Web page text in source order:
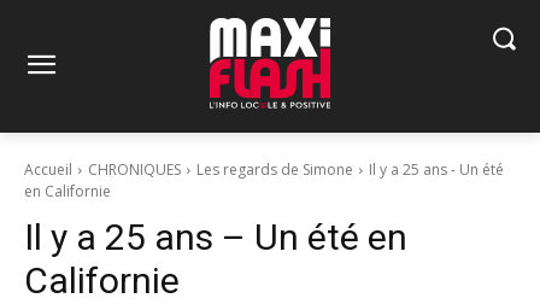
Accueil CHRONIQUES Les regards de Simone
Il y a 25 ans - Un été
en Californie
Il y a 25 ans – Un été en
Californie